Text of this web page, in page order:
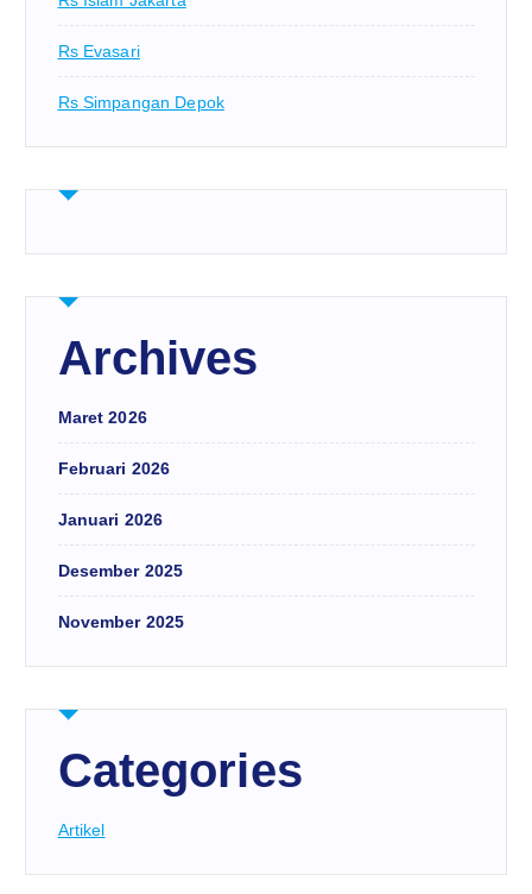
Rs Evasari
Rs Simpangan Depok
Archives
Maret 2026
Februari 2026
Januari 2026
Desember 2025
November 2025
Categories
Artikel